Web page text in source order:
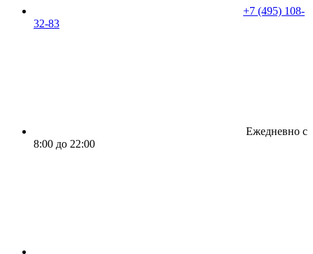
+7 (495) 108-
32-83
Ежедневно с
8:00 до 22:00